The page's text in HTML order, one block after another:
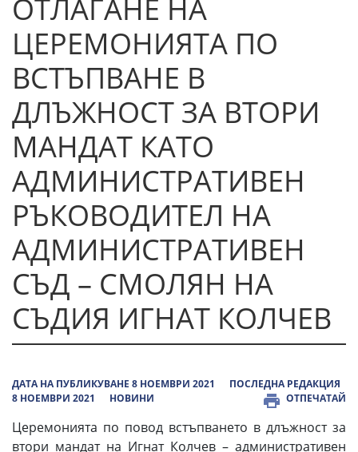
ОТЛАГАНЕ НА
ЦЕРЕМОНИЯТА ПО
ВСТЪПВАНЕ В
ДЛЪЖНОСТ ЗА ВТОРИ
МАНДАТ КАТО
АДМИНИСТРАТИВЕН
РЪКОВОДИТЕЛ НА
АДМИНИСТРАТИВЕН
СЪД – СМОЛЯН НА
СЪДИЯ ИГНАТ КОЛЧЕВ
ДАТА НА ПУБЛИКУВАНЕ 8 НОЕМВРИ 2021
ПОСЛЕДНА РЕДАКЦИЯ
8 НОЕМВРИ 2021
НОВИНИ ОТПЕЧАТАЙ
Церемонията по повод встъпването в длъжност за
втори мандат на Игнат Колчев – административен